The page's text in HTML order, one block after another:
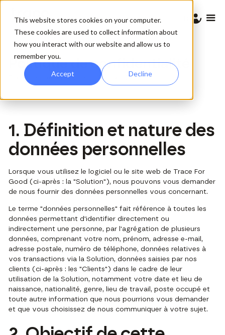
This website stores cookies on your computer.
These cookies are used to collect information about
how you interact with our website and allow us to
remember you.
Accept Decline
Politique de confidentialité
Date d'entrée en vigueur : 21 mars 2022
1. Définition et nature des
données personnelles
Lorsque vous utilisez le logiciel ou le site web de Trace For
Good (ci-après : la "Solution"), nous pouvons vous demander
de nous fournir des données personnelles vous concernant.
Le terme "données personnelles" fait référence à toutes les
données permettant d'identifier directement ou
indirectement une personne, par l'agrégation de plusieurs
données, comprenant votre nom, prénom, adresse e-mail,
adresse postale, numéro de téléphone, données relatives à
vos transactions via la Solution, données saisies par nos
clients (ci-après : les "Clients") dans le cadre de leur
utilisation de la Solution, notamment votre date et lieu de
naissance, nationalité, genre, lieu de travail, poste occupé et
toute autre information que nous pourrions vous demander
et que vous choisissez de nous communiquer à votre sujet.